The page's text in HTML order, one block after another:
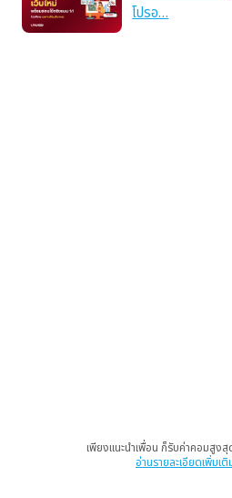
โปรอ…
เพียงแนะนำเพื่อน ก็รับค่าคอมสูง
อ่านรายละเอียดเพิ่มเ